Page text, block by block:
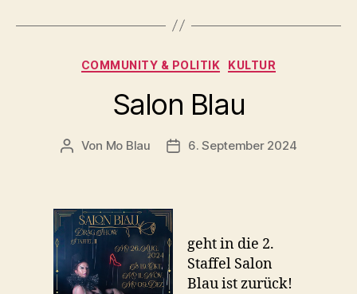
Kategorien
COMMUNITY & POLITIK KULTUR
Salon Blau
Beitragsautor
Von Mo Blau Beitragsdatum
6. September 2024
geht in die 2.
Staffel Salon
Blau ist zurück!